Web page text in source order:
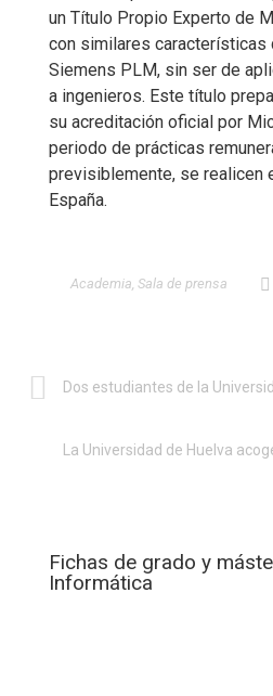
un Título Propio Experto de
con similares características
Siemens PLM, sin ser de
a ingenieros. Este título
su acreditación oficial por
periodo de prácticas
previsiblemente, se realicen
España.
Academia, Sala de prensa
Fichas de grado y
Informática